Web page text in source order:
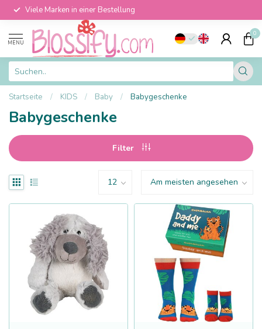
Viele Marken in einer Bestellung
MENU
0
Startseite / KIDS / Baby / Babygeschenke
Babygeschenke
Filter